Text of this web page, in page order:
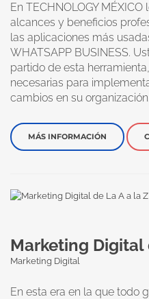
En TECHNOLOGY
alcances y beneficios
las aplicaciones más
WHATSAPP BUSINESS.
partido de esta
necesarias para
cambios en su organización.
MÁS INFORMACIÓN
Marketing Digital
Marketing Digital
En esta era en la que todo